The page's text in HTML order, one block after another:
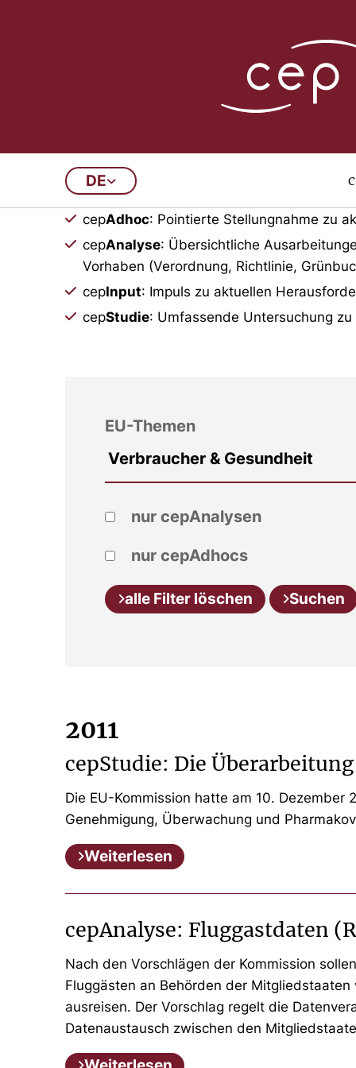
DE
In diesem Archiv finden Sie
cepAdhoc: Pointierte Stellungnahme zu
cepAnalyse: Übersichtliche
Vorhaben (Verordnung, Richtlinie,
cepInput: Impuls zu aktuellen
cepStudie: Umfassende Untersuchung
EU-Themen
nur cepAnalysen
nur cepAdhocs
alle Filter löschen Suchen
2011
cepStudie: Die
Die EU-Kommission hatte am 10.
Genehmigung, Überwachung und
Weiterlesen
cepAnalyse: Fluggastdaten
Nach den Vorschlägen der Kommission
Fluggästen an Behörden der
ausreisen. Der Vorschlag regelt die
Datenaustausch zwischen den